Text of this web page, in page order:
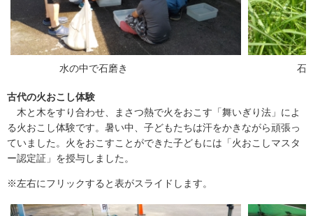
水の中で石磨き 石包丁
古代の火おこし体験
木と木をすり合わせ、まさつ熱で火をおこす「舞いぎり法」によ
る火おこし体験です。暑い中、子どもたちは汗をかきながら頑張っ
ていました。火をおこすことができた子どもには「火おこしマスタ
ー認定証」を授与しました。
※左右にフリックすると表がスライドします。